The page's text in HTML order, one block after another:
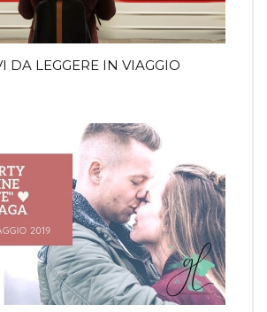
DA LEGGERE IN VIAGGIO